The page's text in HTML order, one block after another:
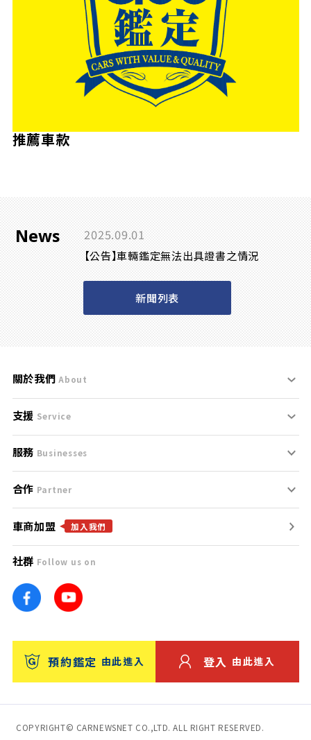
推薦車款
News 2025.09.01
【公告】車輛鑑定無法出具證書之情況
新聞列表
關於我們 About
刊登規範
服務條款
免責聲明
隱私權政策
團隊
車訊網
台灣優良中古車商大獎
支援 Service
支援中心
聯絡我們
服務 Businesses
什麼是Goo鑑定？
找好車
找好店
找海外車
消費者評價
保固
合作 Partner
合作夥伴
廣告合作
車商加盟 加入我們
社群 Follow us on
預約鑑定 由此進入 登入 由此進入
COPYRIGHT© CARNEWSNET CO.,LTD. ALL RIGHT RESERVED.